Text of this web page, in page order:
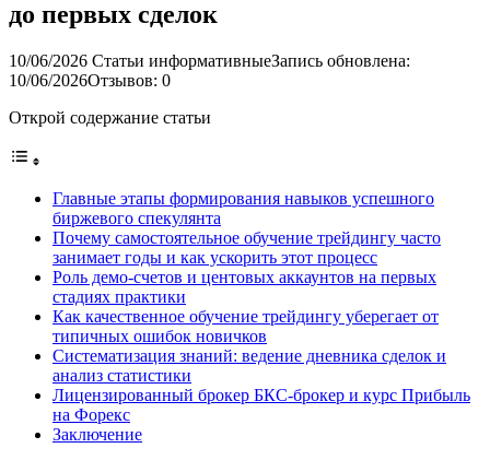
до первых сделок
10/06/2026 Статьи информативныеЗапись обновлена:
10/06/2026Отзывов: 0
Открой содержание статьи
Главные этапы формирования навыков успешного
биржевого спекулянта
Почему самостоятельное обучение трейдингу часто
занимает годы и как ускорить этот процесс
Роль демо-счетов и центовых аккаунтов на первых
стадиях практики
Как качественное обучение трейдингу уберегает от
типичных ошибок новичков
Систематизация знаний: ведение дневника сделок и
анализ статистики
Лицензированный брокер БКС-брокер и курс Прибыль
на Форекс
Заключение